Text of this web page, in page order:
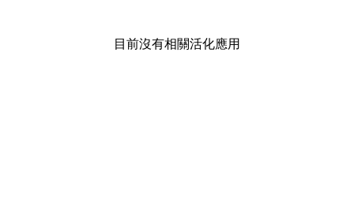
目前沒有相關活化應用